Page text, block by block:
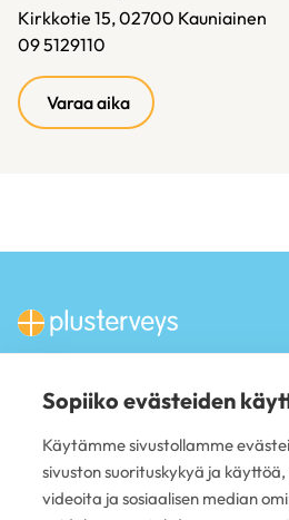
Kirkkotie 15,02700 Kauniainen
09 5129110
Varaa aika(ulkoinen
linkki)
PALVELUT
Hammashoito
Mielenterveys
Yrityspalvelut
Sopiiko evästeiden
Käytämme sivustollamme
sivuston suorituskykyä ja
videoita ja sosiaalisen median